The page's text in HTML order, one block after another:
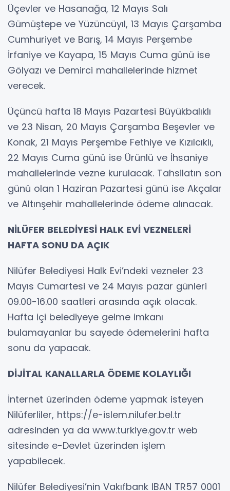
Üçevler ve Hasanağa, 12 Mayıs Salı
Gümüştepe ve Yüzüncüyıl, 13 Mayıs Çarşamba
Cumhuriyet ve Barış, 14 Mayıs Perşembe
İrfaniye ve Kayapa, 15 Mayıs Cuma günü ise
Gölyazı ve Demirci mahallelerinde hizmet
verecek.
Üçüncü hafta 18 Mayıs Pazartesi Büyükbalıklı
ve 23 Nisan, 20 Mayıs Çarşamba Beşevler ve
Konak, 21 Mayıs Perşembe Fethiye ve Kızılcıklı,
22 Mayıs Cuma günü ise Ürünlü ve İhsaniye
mahallelerinde vezne kurulacak. Tahsilatın son
günü olan 1 Haziran Pazartesi günü ise Akçalar
ve Altınşehir mahallelerinde ödeme alınacak.
NİLÜFER BELEDİYESİ HALK EVİ VEZNELERİ
HAFTA SONU DA AÇIK
Nilüfer Belediyesi Halk Evi’ndeki vezneler 23
Mayıs Cumartesi ve 24 Mayıs pazar günleri
09.00-16.00 saatleri arasında açık olacak.
Hafta içi belediyeye gelme imkanı
bulamayanlar bu sayede ödemelerini hafta
sonu da yapacak.
DİJİTAL KANALLARLA ÖDEME KOLAYLIĞI
İnternet üzerinden ödeme yapmak isteyen
Nilüferliler, https://e-islem.nilufer.bel.tr
adresinden ya da www.turkiye.gov.tr web
sitesinde e-Devlet üzerinden işlem
yapabilecek.
Nilüfer Belediyesi’nin Vakıfbank IBAN TR57 0001